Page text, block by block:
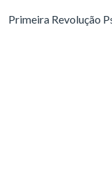
Primeira Revolução